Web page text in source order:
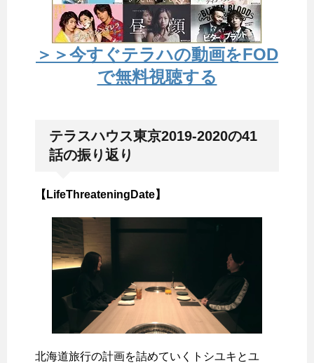
＞＞今すぐテラハの動画をFOD
で無料視聴する
テラスハウス東京2019-2020の41
話の振り返り
【LifeThreateningDate】
北海道旅行の計画を詰めていくトシユキとユ